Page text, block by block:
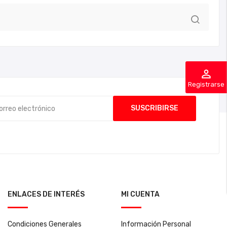
perm_identity
Registrarse
ENLACES DE INTERÉS
Condiciones Generales
MI CUENTA
Información Personal